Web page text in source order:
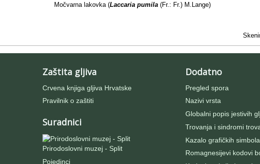
Močvarna lakovka (Laccaria pumila (Fr.: Fr.) M.Lange)
Zaštita gljiva
Crvena knjiga gljiva Hrvatske
Pravilnik o zaštiti
Suradnici
Prirodoslovni muzej - Split
Pojedinci
Dodatno
Pregled spora
Nazivi vrsta
Globalni popis jestivih
Trovanja i sindromi
Kazalo grafičkih simbola
Romagnesijevi kodovi